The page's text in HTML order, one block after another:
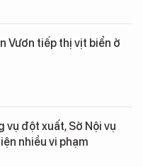
Vươn tiếp thị vịt biển ở
vụ đột xuất, Sở Nội vụ
nhiều vi phạm